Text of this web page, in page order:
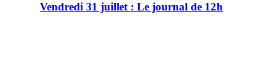
Vendredi 31 juillet : Le journal de 12h